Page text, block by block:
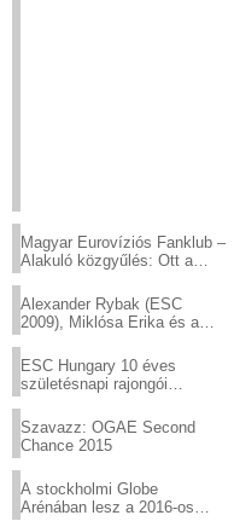
Magyar Eurovíziós Fanklub –
Alakuló közgyűlés: Ott a
Alexander Rybak (ESC
2009), Miklósa Erika és a
sztárjai a Margitszigeten
ESC Hungary 10 éves
születésnapi rajongói
Szavazz: OGAE Second
Chance 2015
A stockholmi Globe
Arénában lesz a 2016-os